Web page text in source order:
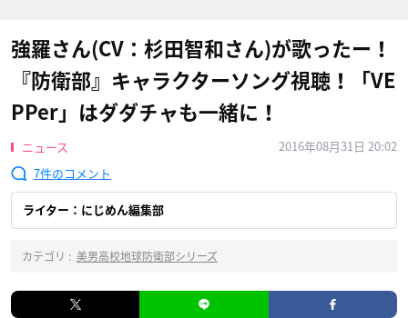
強羅さん(CV：杉田智和さん)が歌ったー！
『防衛部』キャラクターソング視聴！「VE
PPer」はダダチャも一緒に！
ニュース
2016年08月31日 20:02
7
ライター：にじめん編集部
カテゴリ : 美男高校地球防衛部シリーズ